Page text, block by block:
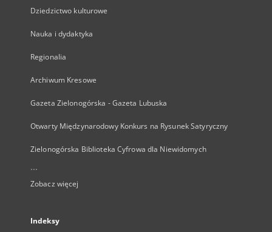
Dziedzictwo kulturowe
Nauka i dydaktyka
Regionalia
Archiwum Kresowe
Gazeta Zielonogórska - Gazeta Lubuska
Otwarty Międzynarodowy Konkurs na Rysunek Satyryczny
Zielonogórska Biblioteka Cyfrowa dla Niewidomych
...
Zobacz więcej
Indeksy